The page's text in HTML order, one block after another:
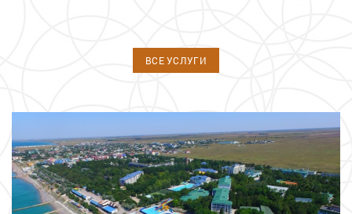
ВСЕ УСЛУГИ